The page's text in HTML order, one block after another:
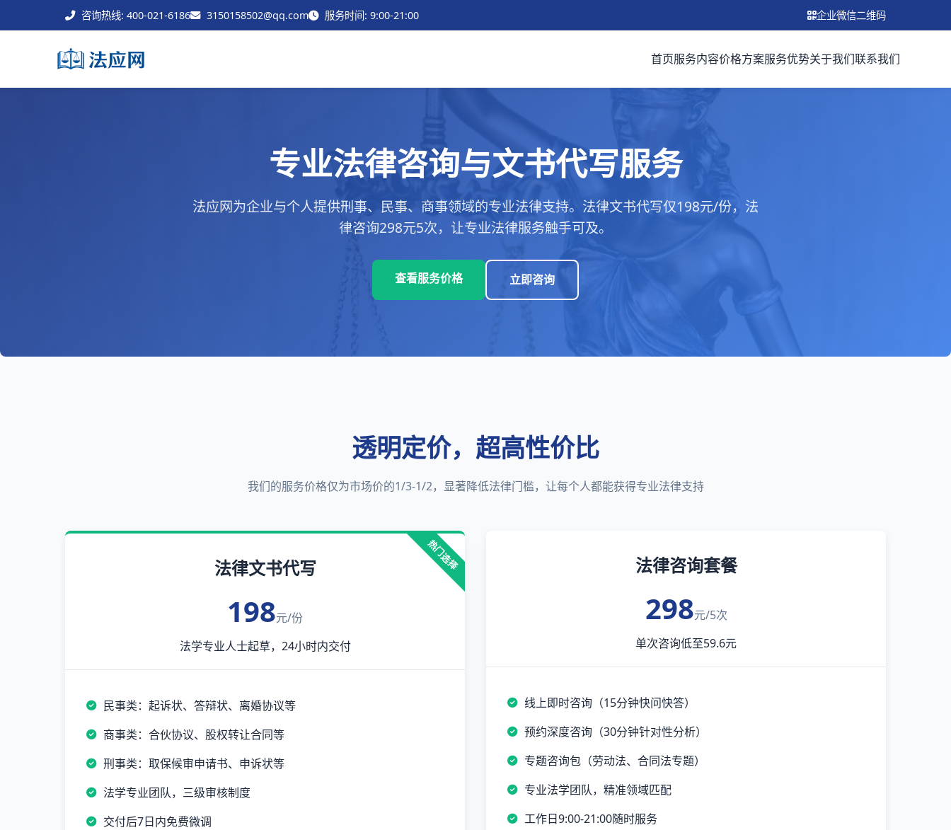
咨询热线: 400-021-6186 3150158502@qq.com 服务时间: 9:00-21:00 企业微信二维码
首页服务内容价格方案服务优势关于我们联系我们
专业法律咨询与文书代写服务
法应网为企业与个人提供刑事、民事、商事领域的专业法律支持。法律文书代写仅198元/份，法
律咨询298元5次，让专业法律服务触手可及。
查看服务价格 立即咨询
透明定价，超高性价比
我们的服务价格仅为市场价的1/3-1/2，显著降低法律门槛，让每个人都能获得专业法律支持
热门选择
法律文书代写
198元/份
法学专业人士起草，24小时内交付
民事类：起诉状、答辩状、离婚协议等
商事类：合伙协议、股权转让合同等
刑事类：取保候审申请书、申诉状等
法学专业团队，三级审核制度
交付后7日内免费微调
法律咨询套餐
298元/5次
单次咨询低至59.6元
线上即时咨询（15分钟快问快答）
预约深度咨询（30分钟针对性分析）
专题咨询包（劳动法、合同法专题）
专业法学团队，精准领域匹配
工作日9:00-21:00随时服务